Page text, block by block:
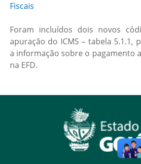
Fiscais
Foram incluídos dois novos
apuração do ICMS – tabela 5.1.1,
a informação sobre o pagamento
na EFD.